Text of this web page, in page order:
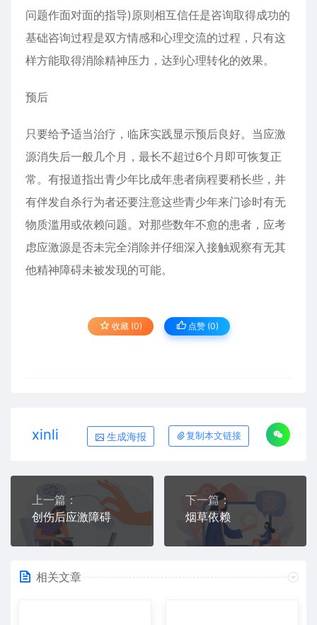
问题作面对面的指导)原则相互信任是咨询取得成功的
基础咨询过程是双方情感和心理交流的过程，只有这
样方能取得消除精神压力，达到心理转化的效果。
预后
只要给予适当治疗，临床实践显示预后良好。当应激
源消失后一般几个月，最长不超过6个月即可恢复正
常。有报道指出青少年比成年患者病程要稍长些，并
有伴发自杀行为者还要注意这些青少年来门诊时有无
物质滥用或依赖问题。对那些数年不愈的患者，应考
虑应激源是否未完全消除并仔细深入接触观察有无其
他精神障碍未被发现的可能。
收藏 (0) 点赞 (0)
xinli 生成海报 复制本文链接
上一篇：
创伤后应激障碍
下一篇：
烟草依赖
相关文章